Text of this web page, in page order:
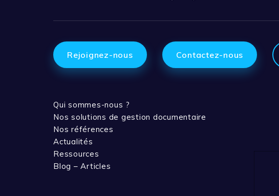
Rejoignez-nous Contactez-nous
Qui sommes-nous ?
Nos solutions de gestion documentaire
Nos références
Actualités
Ressources
Blog – Articles